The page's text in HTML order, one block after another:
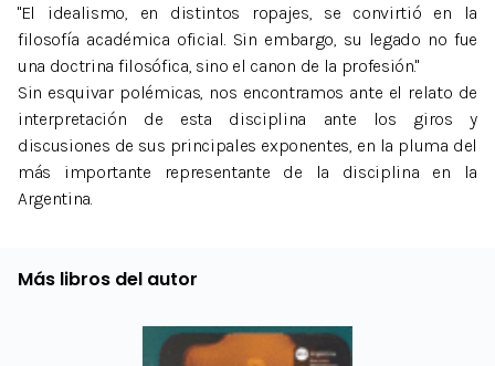
"El idealismo, en distintos ropajes, se convirtió en la
filosofía académica oficial. Sin embargo, su legado no fue
una doctrina filosófica, sino el canon de la profesión."
Sin esquivar polémicas, nos encontramos ante el relato de
interpretación de esta disciplina ante los giros y
discusiones de sus principales exponentes, en la pluma del
más importante representante de la disciplina en la
Argentina.
Más libros del autor